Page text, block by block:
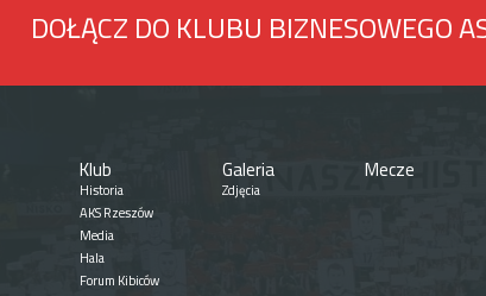
DOŁĄCZ DO KLUBU BIZNESOWEGO
Klub
Historia
AKS Rzeszów
Media
Hala
Forum Kibiców
Galeria
Zdjęcia
Mecze